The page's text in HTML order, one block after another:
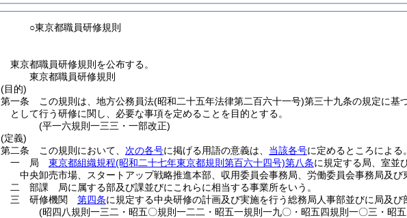
○東京都職員研修規則
東京都職員研修規則を公布する。
東京都職員研修規則
(目的)
第一条
この規則は、地方公務員法(昭和二十五年法律第二百六十一号)第三十九条の規定に基
として行う研修に関し、必要な事項を定めることを目的とする。
(平一六規則一三三・一部改正)
(定義)
第二条
この規則において、 次の各号に掲げる用語の意義は、 当該各号に定めるところによる。
一
局 東京都組織規程(昭和二十七年東京都規則第百六十四号)第八条に規定する局、室並
中央卸売市場、スタートアップ戦略推進本部、収用委員会事務局、労働委員会事務局及び
二
部課 局に属する部及び課並びにこれらに相当する事業所をいう。
三
研修機関 第四条に規定する中央研修の計画及び実施を行う総務局人事部並びに局及び
(昭四八規則一三二・昭五〇規則一二二・昭五一規則一九〇・昭五四規則一〇三・昭